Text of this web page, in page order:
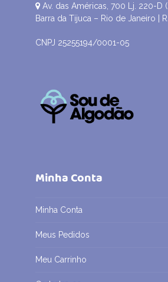
Av. das Américas, 700 Lj. 220-D
Barra da Tijuca – Rio de Janeiro |
CNPJ 25255194/0001-05
Minha Conta
Minha Conta
Meus Pedidos
Meu Carrinho